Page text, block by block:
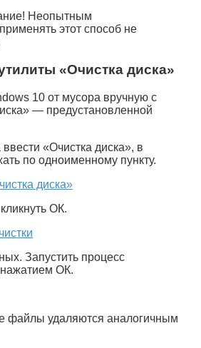
Неопытным
этот способ не
«Очистка диска»
10 от мусора вручную с
» — предустановленной
ввести «Очистка диска», в
по одноименному пункту.
ОК.
Запустить процесс
ОК.
файлы удаляются аналогичным